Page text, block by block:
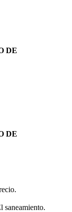
DE
DE
saneamiento.